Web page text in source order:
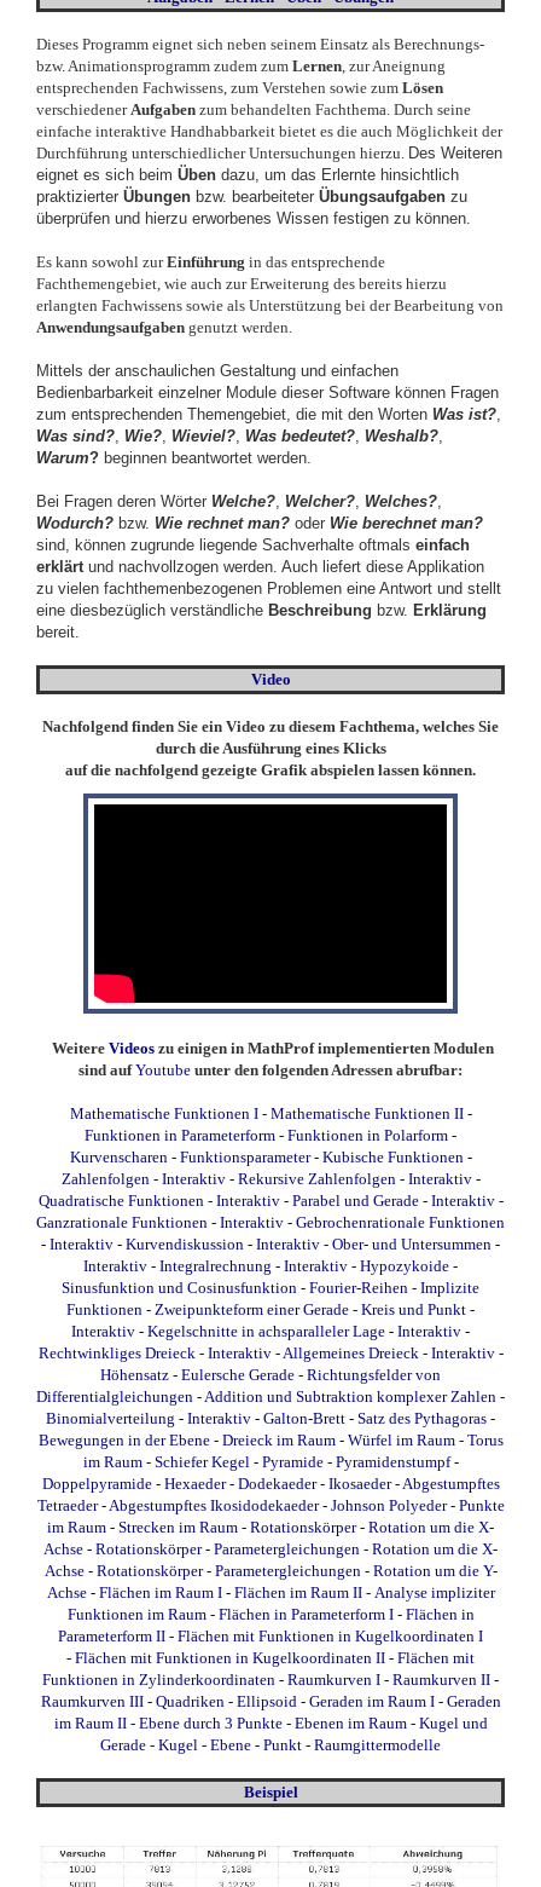
Dieses Programm eignet sich neben seinem Einsatz als Berechnungs-
bzw. Animationsprogramm zudem zum Lernen, zur Aneignung
entsprechenden Fachwissens, zum Verstehen sowie zum Lösen
verschiedenerAufgaben zum behandelten Fachthema. Durch seine
einfache interaktive Handhabbarkeit bietet es die auch Möglichkeit der
Durchführung unterschiedlicher Untersuchungen hierzu. Des Weiteren
eignet es sich beim Üben dazu, um das Erlernte hinsichtlich
praktizierter Übungen bzw. bearbeiteter Übungsaufgaben zu
überprüfen und hierzu erworbenes Wissen festigen zu können.
Es kann sowohl zurEinführung in das entsprechende
Fachthemengebiet, wie auch zur Erweiterung des bereits hierzu
erlangten Fachwissens sowie als Unterstützung bei der Bearbeitung von
Anwendungsaufgaben genutzt werden.
Mittels der anschaulichen Gestaltung und einfachen
Bedienbarbarkeit einzelner Module dieser Software können Fragen
zum entsprechenden Themengebiet, die mit den Worten Was ist?,
Was sind?, Wie?, Wieviel?, Was bedeutet?, Weshalb?,
Warum? beginnen beantwortet werden.
Bei Fragen deren Wörter Welche?, Welcher?, Welches?,
Wodurch? bzw. Wie rechnet man? oder Wie berechnet man?
sind, können zugrunde liegende Sachverhalte oftmals einfach
erklärtund nachvollzogen werden. Auch liefert diese Applikation
zu vielen fachthemenbezogenen Problemen eine Antwort und stellt
eine diesbezüglich verständliche Beschreibung bzw. Erklärung
bereit.
Video
Nachfolgend finden Sie ein Video zu diesem Fachthema, welches Sie
durch die Ausführung eines Klicks
auf die nachfolgend gezeigte Grafik abspielen lassen können.
Weitere Videos zu einigen in MathProf implementierten Modulen
sind aufYoutube unter den folgenden Adressen abrufbar:
Mathematische Funktionen I- Mathematische Funktionen II-
Funktionen in Parameterform - Funktionen in Polarform -
Kurvenscharen- Funktionsparameter- Kubische Funktionen-
Zahlenfolgen - Interaktiv- Rekursive Zahlenfolgen - Interaktiv-
Quadratische Funktionen - Interaktiv- Parabel und Gerade - Interaktiv-
Ganzrationale Funktionen - Interaktiv - Gebrochenrationale Funktionen
- Interaktiv - Kurvendiskussion - Interaktiv - Ober- und Untersummen -
Interaktiv - Integralrechnung - Interaktiv - Hypozykoide -
Sinusfunktion und Cosinusfunktion - Fourier-Reihen - Implizite
Funktionen - Zweipunkteform einer Gerade - Kreis und Punkt -
Interaktiv - Kegelschnitte in achsparalleler Lage - Interaktiv -
Rechtwinkliges Dreieck - Interaktiv-Allgemeines Dreieck - Interaktiv-
Höhensatz - Eulersche Gerade - Richtungsfelder von
Differentialgleichungen -Addition und Subtraktion komplexer Zahlen -
Binomialverteilung - Interaktiv - Galton-Brett - Satz des Pythagoras -
Bewegungen in der Ebene- Dreieck im Raum- Würfel im Raum- Torus
im Raum- Schiefer Kegel- Pyramide- Pyramidenstumpf-
Doppelpyramide- Hexaeder- Dodekaeder- Ikosaeder-Abgestumpftes
Tetraeder-Abgestumpftes Ikosidodekaeder- Johnson Polyeder- Punkte
im Raum - Strecken im Raum - Rotationskörper - Rotation um die X-
Achse - Rotationskörper - Parametergleichungen - Rotation um die X-
Achse- Rotationskörper - Parametergleichungen - Rotation um die Y-
Achse- Flächen im Raum I- Flächen im Raum II- Analyse impliziter
Funktionen im Raum- Flächen in Parameterform I- Flächen in
Parameterform II - Flächen mit Funktionen in Kugelkoordinaten I
- Flächen mit Funktionen in Kugelkoordinaten II - Flächen mit
Funktionen in Zylinderkoordinaten - Raumkurven I - Raumkurven II -
Raumkurven III- Quadriken - Ellipsoid- Geraden im Raum I- Geraden
im Raum II- Ebene durch 3 Punkte- Ebenen im Raum- Kugel und
Gerade - Kugel - Ebene - Punkt - Raumgittermodelle
Beispiel